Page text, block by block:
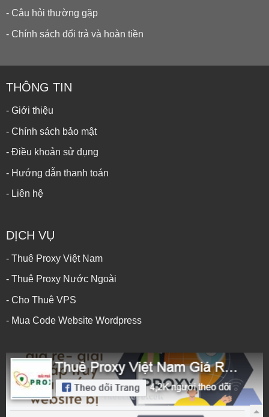
- Câu hỏi thường gặp
- Chính sách đổi trả và hoàn tiền
THÔNG TIN
- Giới thiệu
- Chính sách bảo mật
- Điều khoản sử dụng
- Hướng dẫn thanh toán
- Liên hệ
DỊCH VỤ
- Thuê Proxy Việt Nam
- Thuê Proxy Nước Ngoài
- Cho Thuê VPS
- Mua Code Website Wordpress